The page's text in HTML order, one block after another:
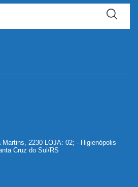
Martins, 2230 LOJA: 02; - Higienópolis
Cruz do Sul/RS